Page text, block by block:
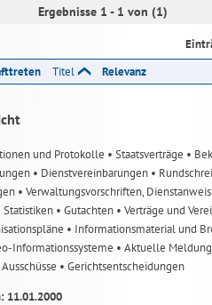
Ergebnisse 1 - 1 von (1)
Titel Relevanz
und Protokolle • Staatsverträge •
• Dienstvereinbarungen •
• Verwaltungsvorschriften,
Statistiken • Gutachten • Verträge und
• Informationsmaterial und
Informationssysteme • Aktuelle
• Gerichtsentscheidungen
11.01.2000